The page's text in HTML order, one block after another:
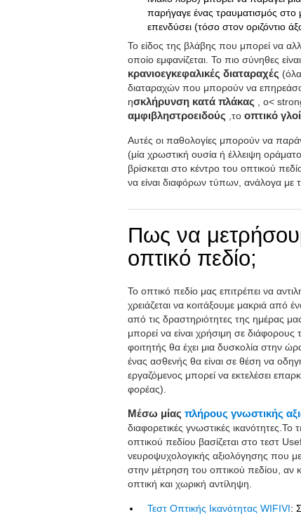
παρήγαγε ένας τραυματισμός
επενδύσει (τόσο στον οριζόντιο
Το είδος της βλάβης που μπορεί να
οποίο εμφανίζεται. Το πιο σύνηθες
κρανιοεγκεφαλικές διαταραχές
διαταραχών που μπορούν να
ησκλήρυνση κατά πλάκας , ο<
αμφιβληστροειδούς ,το οπτικό
Αυτές οι παθολογίες μπορούν να
(μία χρωστική ουσία ή έλλειψη
βρίσκεται στο κέντρο του οπτικού
να είναι διαφόρων τύπων, ανάλογα με
Πως να
οπτικό πεδίο;
Το οπτικό πεδίο μας επιτρέπει να
χρειάζεται να κοιτάξουμε μακριά από
από τις δραστηριότητες της ημέρας
μπορεί να είναι χρήσιμη σε διάφορους
φοιτητής θα έχει μια δυσκολία στην
ένας ασθενής θα είναι σε θέση να
εργαζόμενος μπορεί να εκτελέσει
φορέας).
Μέσω μίας πλήρους γνωστικής
διαφορετικές γνωστικές
οπτικού πεδίου βασίζεται στο τεστ
νευροψυχολογικής αξιολόγησης που
στην μέτρηση του οπτικού πεδίου, αν
οπτική και χωρική αντίληψη.
Τεστ Οπτικής Ικανότητας WIFIVI: